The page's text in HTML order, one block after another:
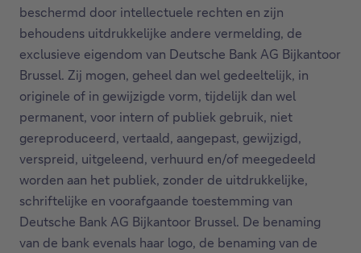
beschermd door intellectuele rechten en zijn
behoudens uitdrukkelijke andere vermelding, de
exclusieve eigendom van Deutsche Bank AG Bijkantoor
Brussel. Zij mogen, geheel dan wel gedeeltelijk, in
originele of in gewijzigde vorm, tijdelijk dan wel
permanent, voor intern of publiek gebruik, niet
gereproduceerd, vertaald, aangepast, gewijzigd,
verspreid, uitgeleend, verhuurd en/of meegedeeld
worden aan het publiek, zonder de uitdrukkelijke,
schriftelijke en voorafgaande toestemming van
Deutsche Bank AG Bijkantoor Brussel. De benaming
van de bank evenals haar logo, de benaming van de